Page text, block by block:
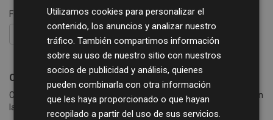
Formatos: XLS etiquetas: alcantarillado
Consumo de agua, basura y alcantarillado
Consumo de agua por calle y periodo en los municipios que cobran
la tasa de agua conjuntamente con basura y alcantarillado
Utilizamos cookies para personalizar el
contenido, los anuncios y analizar nuestro
tráfico. También compartimos información
sobre su uso de nuestro sitio con nuestros
socios de publicidad y análisis, quienes
pueden combinarla con otra información
que les haya proporcionado o que hayan
recopilado a partir del uso de sus servicios.